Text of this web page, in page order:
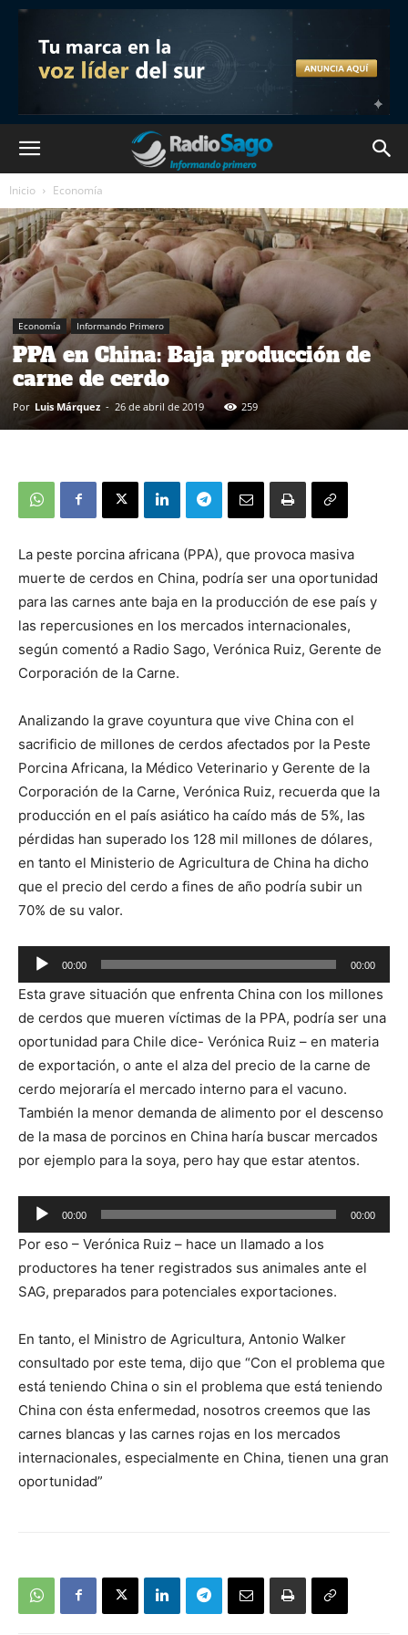
Inicio Economía
Economía Informando Primero
PPA en China: Baja producción de
carne de cerdo
Por Luis Márquez - 26 de abril de 2019 259
La peste porcina africana (PPA), que provoca masiva
muerte de cerdos en China, podría ser una oportunidad
para las carnes ante baja en la producción de ese país y
las repercusiones en los mercados internacionales,
según comentó a Radio Sago, Verónica Ruiz, Gerente de
Corporación de la Carne.
Analizando la grave coyuntura que vive China con el
sacrificio de millones de cerdos afectados por la Peste
Porcina Africana, la Médico Veterinario y Gerente de la
Corporación de la Carne, Verónica Ruiz, recuerda que la
producción en el país asiático ha caído más de 5%, las
pérdidas han superado los 128 mil millones de dólares,
en tanto el Ministerio de Agricultura de China ha dicho
que el precio del cerdo a fines de año podría subir un
70% de su valor.
Reproductor
de
audio
00:00 00:00
Esta grave situación que enfrenta China con los millones
de cerdos que mueren víctimas de la PPA, podría ser una
oportunidad para Chile dice- Verónica Ruiz – en materia
de exportación, o ante el alza del precio de la carne de
cerdo mejoraría el mercado interno para el vacuno.
También la menor demanda de alimento por el descenso
de la masa de porcinos en China haría buscar mercados
por ejemplo para la soya, pero hay que estar atentos.
Reproductor
de
audio
00:00 00:00
Por eso – Verónica Ruiz – hace un llamado a los
productores ha tener registrados sus animales ante el
SAG, preparados para potenciales exportaciones.
En tanto, el Ministro de Agricultura, Antonio Walker
consultado por este tema, dijo que “Con el problema que
está teniendo China o sin el problema que está teniendo
China con ésta enfermedad, nosotros creemos que las
carnes blancas y las carnes rojas en los mercados
internacionales, especialmente en China, tienen una gran
oportunidad”